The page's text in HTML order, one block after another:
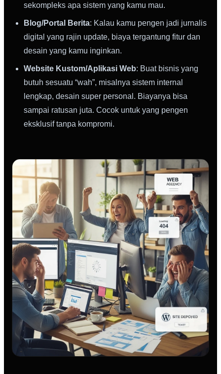
sekompleks apa sistem yang kamu mau.
Blog/Portal Berita: Kalau kamu pengen jadi jurnalis
digital yang rajin update, biaya tergantung fitur dan
desain yang kamu inginkan.
Website Kustom/Aplikasi Web: Buat bisnis yang
butuh sesuatu “wah”, misalnya sistem internal
lengkap, desain super personal. Biayanya bisa
sampai ratusan juta. Cocok untuk yang pengen
eksklusif tanpa kompromi.